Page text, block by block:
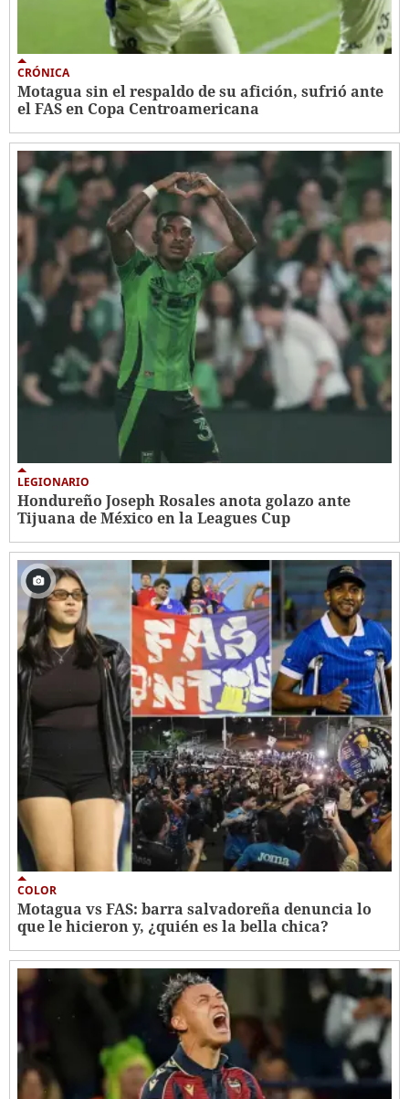
CRÓNICA
Motagua sin el respaldo de su afición, sufrió ante
el FAS en Copa Centroamericana
LEGIONARIO
Hondureño Joseph Rosales anota golazo ante
Tijuana de México en la Leagues Cup
COLOR
Motagua vs FAS: barra salvadoreña denuncia lo
que le hicieron y, ¿quién es la bella chica?